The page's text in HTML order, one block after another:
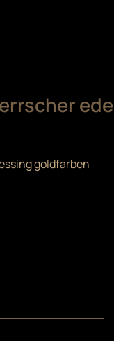
goldfarben